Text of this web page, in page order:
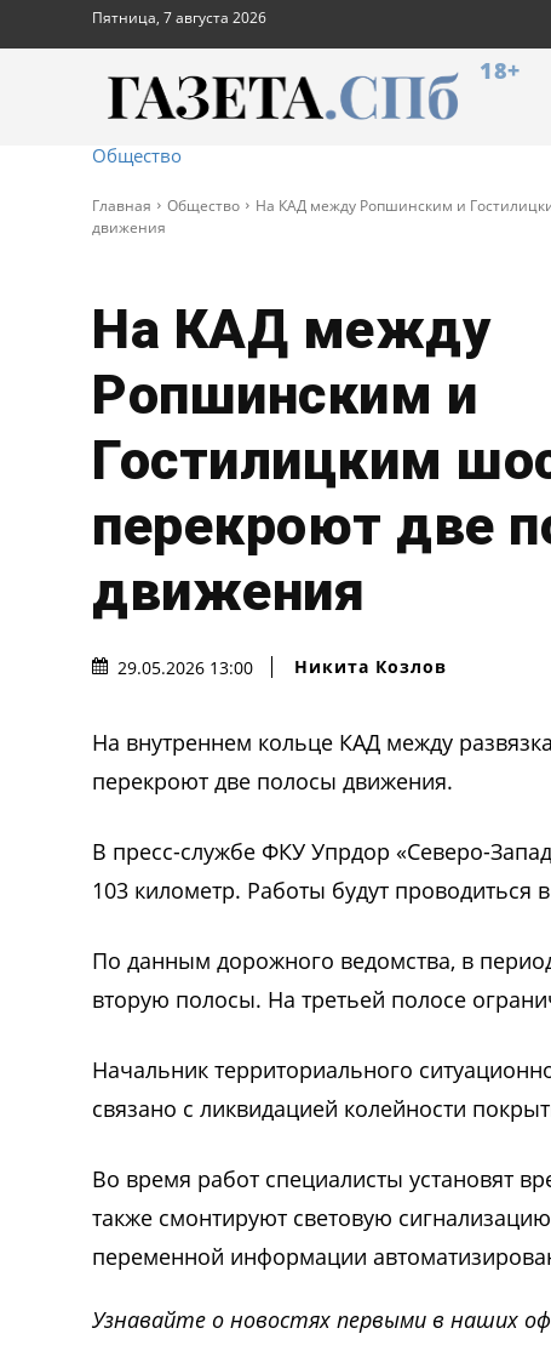
Пятница, 7 августа 2026
18+
Общество
Главная Общество
На КАД между Ропшинским и
движения
На КАД между
Ропшинским и
Гостилицким
перекроют две
движения
29.05.2026 13:00 Никита Козлов
На внутреннем кольце КАД между
перекроют две полосы движения.
В пресс-службе ФКУ Упрдор «Северо-
103 километр. Работы будут
По данным дорожного ведомства, в
вторую полосы. На третьей полосе
Начальник территориального
связано с ликвидацией колейности
Во время работ специалисты установят
также смонтируют световую
переменной информации
Узнавайте о новостях первыми в наших